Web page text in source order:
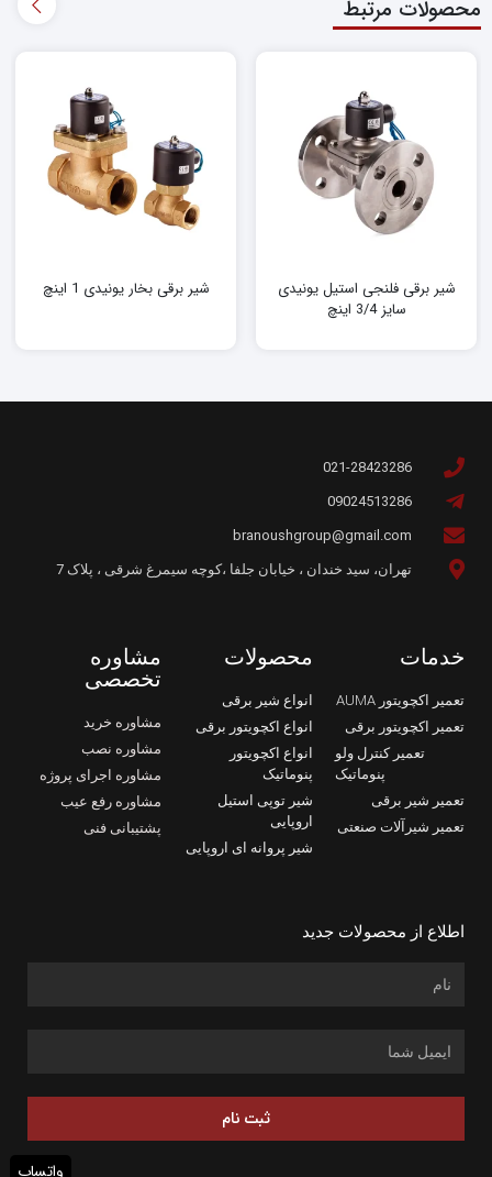
محصولات مرتبط
شیر برقی فلنجی استیل یونیدی
سایز 3/4 اینچ
شیر برقی بخار یونیدی 1 اینچ
021-28423286
09024513286
branoushgroup@gmail.com
تهران، سید خندان ، خیابان جلفا ،کوچه سیمرغ شرقی ، پلاک 7
خدمات
تعمیر اکچویتور AUMA
تعمیر اکچویتور برقی
تعمیر کنترل ولو
پنوماتیک
تعمیر شیر برقی
تعمیر شیرآلات صنعتی
محصولات
انواع شیر برقی
انواع اکچویتور برقی
انواع اکچویتور
پنوماتیک
شیر توپی استیل
اروپایی
شیر پروانه ای اروپایی
مشاوره
تخصصی
مشاوره خرید
مشاوره نصب
مشاوره اجرای پروژه
مشاوره رفع عیب
پشتیبانی فنی
اطلاع از محصولات جدید
ثبت نام
واتساپ